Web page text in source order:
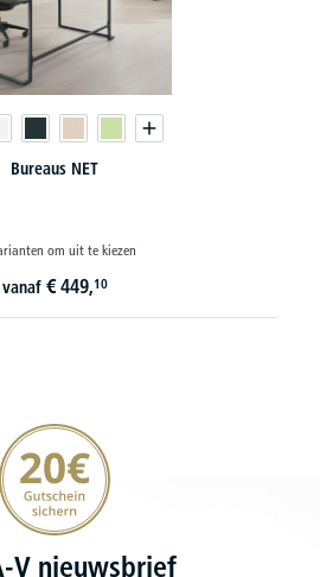
Bijzettafels NET
om uit te kiezen
vanaf € 314,09
20€ korting verzekeren
V nieuwsbrief